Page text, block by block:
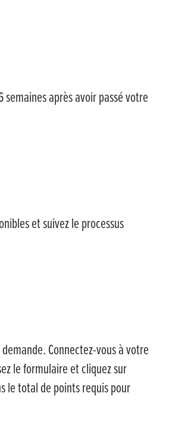
après avoir passé votre
et suivez le processus
Connectez-vous à votre
le formulaire et cliquez sur
le total de points requis pour